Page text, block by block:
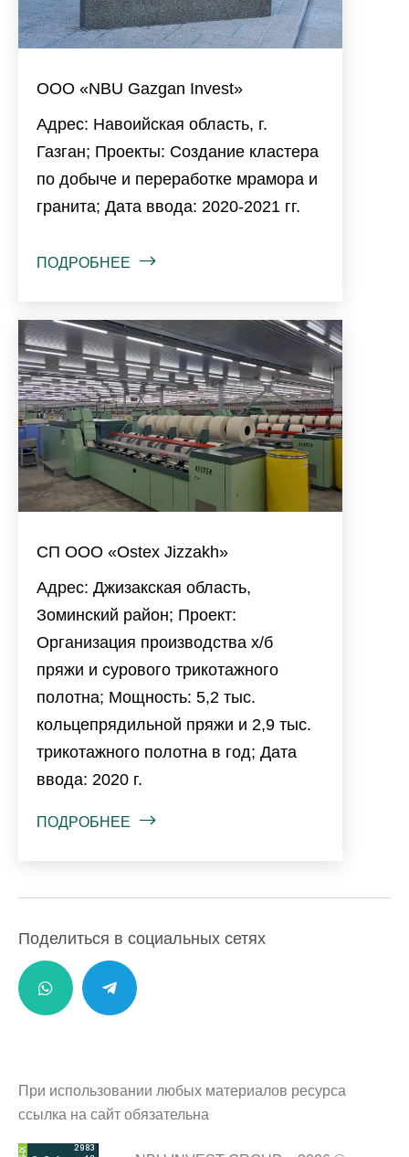
ООО «NBU Gazgan Invest»
Адрес: Навоийская область, г.
Газган; Проекты: Создание кластера
по добыче и переработке мрамора и
гранита; Дата ввода: 2020-2021 гг.
ПОДРОБНЕЕ
СП ООО «Ostex Jizzakh»
Адрес: Джизакская область,
Зоминский район; Проект:
Организация производства х/б
пряжи и сурового трикотажного
полотна; Мощность: 5,2 тыс.
кольцепрядильной пряжи и 2,9 тыс.
трикотажного полотна в год; Дата
ввода: 2020 г.
ПОДРОБНЕЕ
Поделиться в социальных сетях
При использовании любых материалов ресурса
ссылка на сайт обязательна